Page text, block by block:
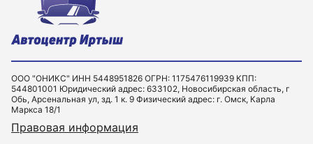
ООО "ОНИКС" ИНН 5448951826 ОГРН: 1175476119939 КПП:
544801001 Юридический адрес: 633102, Новосибирская область, г
Обь, Арсенальная ул, зд. 1 к. 9 Физический адрес: г. Омск, Карла
Маркса 18/1
Правовая информация